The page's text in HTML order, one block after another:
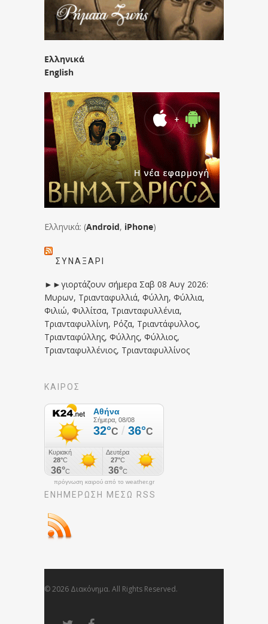
Ελληνικά
English
Ελληνικά: (Android, iPhone)
ΣΥΝΑΞΆΡΙ
►►γιορτάζουν σήμερα Σαβ 08 Αυγ 2026:
Μυρων, Τριανταφυλλιά, Φύλλη, Φύλλια,
Φιλιώ, Φιλλίτσα, Τριανταφυλλένια,
Τριανταφυλλίνη, Ρόζα, Τριαντάφυλλος,
Τριανταφύλλης, Φύλλης, Φύλλιος,
Τριανταφυλλένιος, Τριανταφυλλίνος
ΚΑΙΡΟΣ
πρόγνωση καιρού από το weather.gr
ΕΝΗΜΈΡΩΣΉ ΜΕΣΩ RSS
© 2026 Διακόνημα. All Rights Reserved.